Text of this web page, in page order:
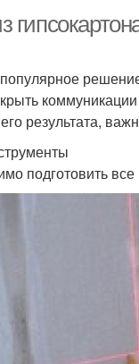
результата,
подготовить